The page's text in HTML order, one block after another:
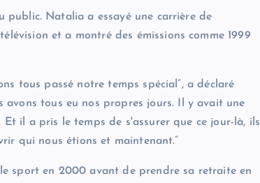
public. Natalia a essayé une carrière de
et a montré des émissions comme 1999
tous passé notre temps spécial”, a déclaré
avons tous eu nos propres jours. Il y avait une
il a pris le temps de s'assurer que ce jour-là, ils
qui nous étions et maintenant.”
sport en 2000 avant de prendre sa retraite en